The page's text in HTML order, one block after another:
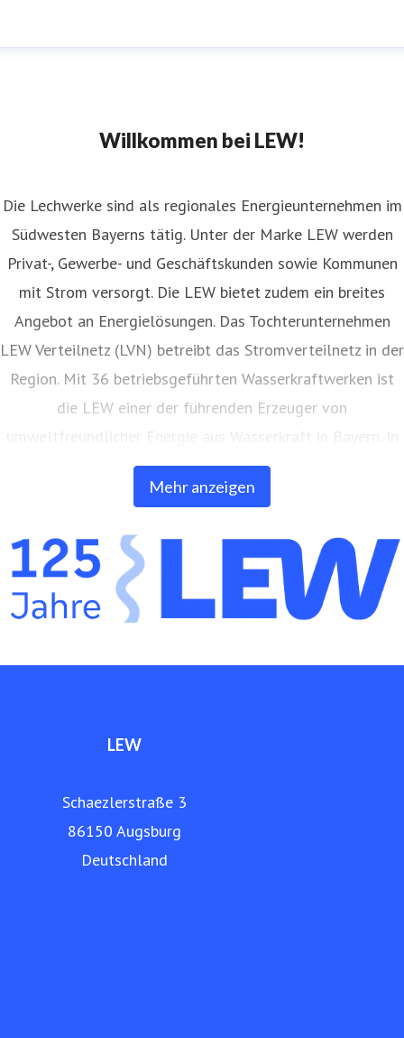
Willkommen bei LEW!
Mehr anzeigen
Die Lechwerke sind als regionales Energieunternehmen im
Südwesten Bayerns tätig. Unter der Marke LEW werden
Privat-, Gewerbe- und Geschäftskunden sowie Kommunen
mit Strom versorgt. Die LEW bietet zudem ein breites
Angebot an Energielösungen. Das Tochterunternehmen
LEW Verteilnetz (LVN) betreibt das Stromverteilnetz in der
Region. Mit 36 betriebsgeführten Wasserkraftwerken ist
die LEW einer der führenden Erzeuger von
umweltfreundlicher Energie aus Wasserkraft in Bayern. In
eigenen Anlagen auf Freiflächen und Gebäuden erzeugt
die LEW auch Strom aus Photovoltaik. Außerdem bietet
Netz- und Anlagenbau, Energieerzeugung, Elektromobilität
und Telekommunikation an. Die LEW betreibt ein eigenes,
über 9.000 Kilometer langes Glasfasernetz in der Region.
www.lew.de
LEW
Schaezlerstraße 3
86150 Augsburg
Deutschland